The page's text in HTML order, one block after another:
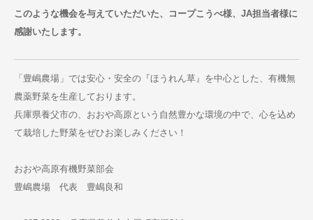
このような機会を与えていただいた、コープこうべ様、JA担当者様に
感謝いたします。
「豊嶋農場」では安心・安全の『ほうれん草』を中心とした、有機無
農薬野菜を生産しております。
兵庫県養父市の、おおや高原という自然豊かな環境の中で、心を込め
て栽培した野菜をぜひお楽しみください！
おおや高原有機野菜部会
豊嶋農場 代表 豊嶋良和